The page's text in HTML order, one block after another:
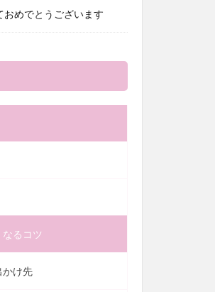
おめでとうございます
るコツ
かけ先